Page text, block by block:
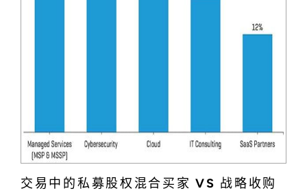
交易中的私募股权混合买家 VS 战略收购